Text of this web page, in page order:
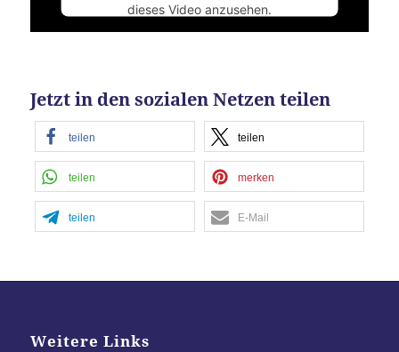
dieses Video anzusehen.
Akzeptieren
Usercentrics Consent
Management Platform&eRecht24
Jetzt in den sozialen Netzen teilen
teilen teilen
teilen merken
teilen E-Mail
Weitere Links